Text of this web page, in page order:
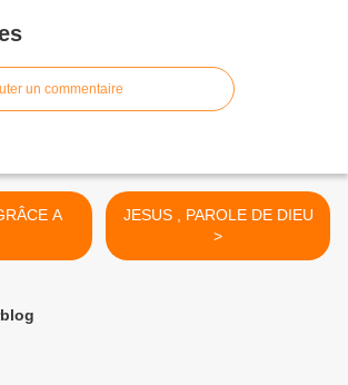
un commentaire
JESUS , PAROLE DE DIEU
>